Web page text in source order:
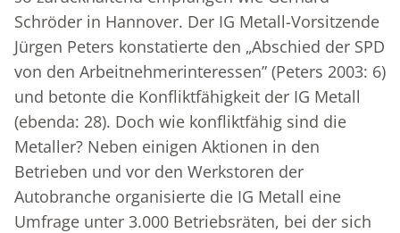
Schröder in Hannover. Der IG Metall-Vorsitzende
Jürgen Peters konstatierte den „Abschied der SPD
von den Arbeitnehmerinteressen” (Peters 2003: 6)
und betonte die Konfliktfähigkeit der IG Metall
(ebenda: 28). Doch wie konfliktfähig sind die
Metaller? Neben einigen Aktionen in den
Betrieben und vor den Werkstoren der
Autobranche organisierte die IG Metall eine
Umfrage unter 3.000 Betriebsräten, bei der sich